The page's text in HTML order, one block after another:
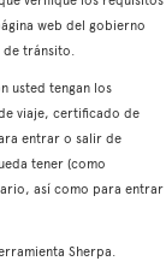
web del gobierno
de tránsito.
usted tengan los
viaje, certificado de
entrar o salir de
tener (como
así como para entrar
Sherpa.